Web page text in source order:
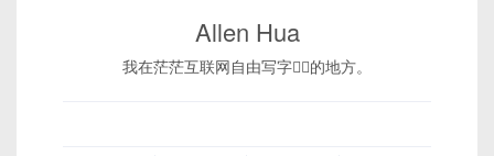
Allen Hua
我在茫茫互联网自由写字✍🏻的地方。